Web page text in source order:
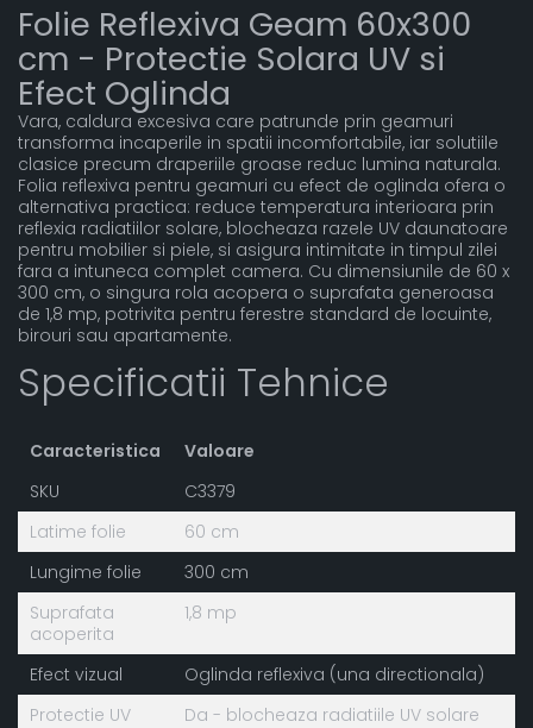
Folie Reflexiva Geam 60x300
cm - Protectie Solara UV si
Efect Oglinda
Vara, caldura excesiva care patrunde prin geamuri
transforma incaperile in spatii incomfortabile, iar solutiile
clasice precum draperiile groase reduc lumina naturala.
Folia reflexiva pentru geamuri cu efect de oglinda ofera o
alternativa practica: reduce temperatura interioara prin
reflexia radiatiilor solare, blocheaza razele UV daunatoare
pentru mobilier si piele, si asigura intimitate in timpul zilei
fara a intuneca complet camera. Cu dimensiunile de 60 x
300 cm, o singura rola acopera o suprafata generoasa
de 1,8 mp, potrivita pentru ferestre standard de locuinte,
birouri sau apartamente.
Specificatii Tehnice
Caracteristica
Valoare
SKU
C3379
Latime folie
60 cm
Lungime folie
300 cm
Suprafata
acoperita
1,8 mp
Efect vizual
Oglinda reflexiva (una directionala)
Protectie UV
Da - blocheaza radiatiile UV solare